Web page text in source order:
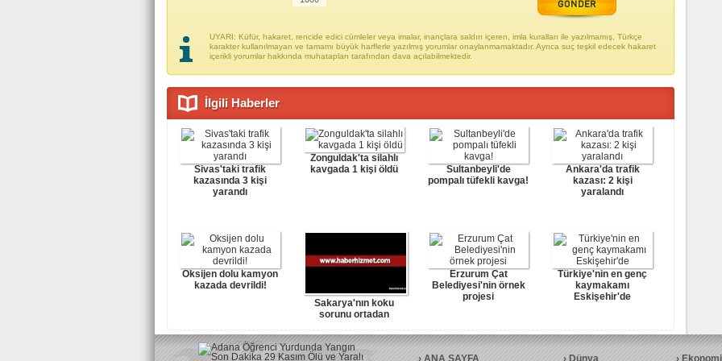
UYARI: Küfür, hakaret, rencide edici cümleler veya imalar, inançlara saldırı içeren, imla kuralları ile yazılmamış, Türkçe
karakter kullanılmayan ve tamamı büyük harflerle yazılmış yorumlar onaylanmamaktadır. Ayrıca suç teşkil edecek hakaret
içerikli yorumlar hakkında muhatapları tarafından dava açılabilmektedir.
İlgili Haberler
Sivas'taki trafik
kazasında 3 kişi
yarandı
Zonguldak'ta silahlı
kavgada 1 kişi öldü
Sultanbeyli'de
pompalı tüfekli kavga!
Ankara'da trafik
kazası: 2 kişi
yaralandı
Oksijen dolu kamyon
kazada devrildi!
Sakarya'nın koku
sorunu ortadan
Erzurum Çat
Belediyesi'nin örnek
projesi
Türkiye'nin en genç
kaymakamı
Eskişehir'de
ANA SAYFA Dünya Ekonomi